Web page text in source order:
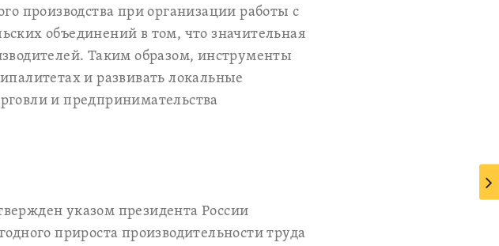
производства при организации работы с
объединений в том, что значительная
Таким образом, инструменты
и развивать локальные
и предпринимательства
указом президента России
прироста производительности труда